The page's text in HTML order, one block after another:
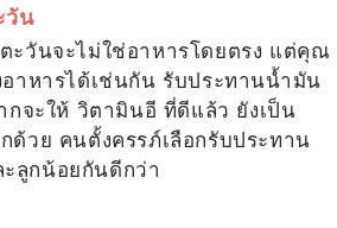
วัน
วันจะไม่ใช่อาหารโดยตรง แต่คุณ
าหารได้เช่นกัน รับประทานน้ำมัน
จะให้ วิตามินอี ที่ดีแล้ว ยังเป็น
วย คนตั้งครรภ์เลือกรับประทาน
ะลูกน้อยกันดีกว่า